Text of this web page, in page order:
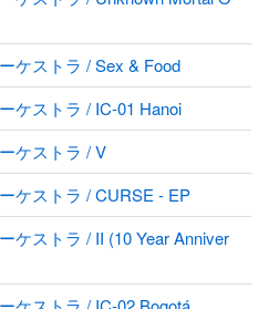
ケストラ / Sex & Food
ケストラ / IC-01 Hanoi
ケストラ / V
ケストラ / CURSE - EP
ケストラ / II (10 Year Anniver